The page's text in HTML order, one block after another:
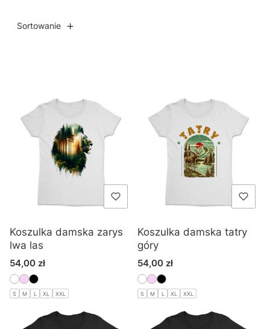
Sortowanie
Lista produktów
Koszulka damska zarys
lwa las
Cena
54,00 zł
S M L XL XXL
Koszulka damska tatry
góry
Cena
54,00 zł
S M L XL XXL